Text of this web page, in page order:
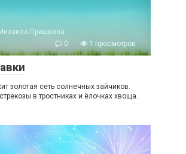
Пришвина
0
1 просмотров
золотая сеть солнечных зайчиков.
в тростниках и ёлочках хвоща.